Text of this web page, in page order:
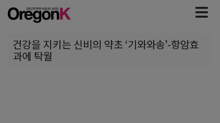
건강을 지키는 신비의 약초 ‘기와와송’-항암효
과에 탁월